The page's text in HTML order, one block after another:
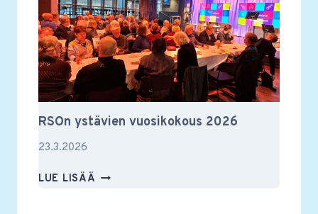
RSOn ystävien vuosikokous 2026
23.3.2026
LUE LISÄÄ RSON